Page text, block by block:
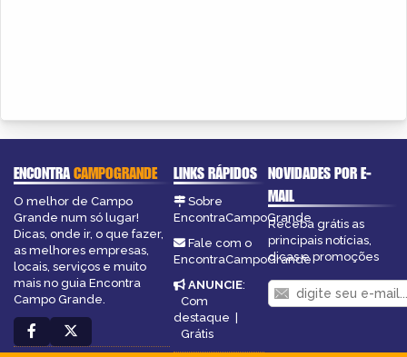
ENCONTRACAMPOGRANDE
O melhor de Campo
Grande num só lugar!
Dicas, onde ir, o que fazer,
as melhores empresas,
locais, serviços e muito
mais no guia Encontra
Campo Grande.
LINKS RÁPIDOS
Sobre
EncontraCampoGrande
Fale com o
EncontraCampoGrande
ANUNCIE:
Com
destaque |
Grátis
NOVIDADES POR E-
MAIL
Receba grátis as
principais notícias,
dicas e promoções